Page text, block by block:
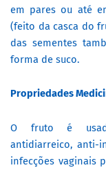
em pares ou até
(feito da casca do
das sementes
forma de suco.
Propriedades
O fruto é
antidiarreico, anti-
infecções vaginais